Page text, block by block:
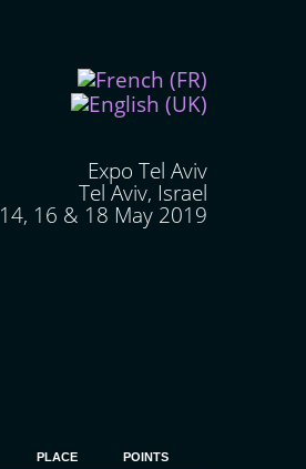
Expo Tel Aviv
Tel Aviv, Israel
14, 16 & 18 May 2019
PLACE POINTS